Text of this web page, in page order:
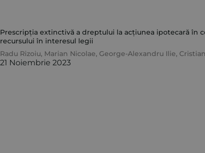
Prescripția extinctivă a dreptului la acțiunea ipotecară în
recursului în interesul legii
Radu Rizoiu, Marian Nicolae, George-Alexandru Ilie,
21 Noiembrie 2023